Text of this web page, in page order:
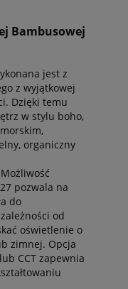
Bambusowej
jest z
z wyjątkowej
Dzięki temu
w stylu boho,
organiczny
pozwala na
do
od
oświetlenie o
zimnej. Opcja
CCT zapewnia